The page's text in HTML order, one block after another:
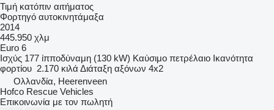
Τιμή κατόπιν αιτήματος
Φορτηγό αυτοκινητάμαξα
2014
445.950 χλμ
Euro 6
Ισχύς 177 ίπποδύναμη (130 kW) Καύσιμο πετρέλαιο Ικανότητα
φορτίου 2.170 κιλά Διάταξη αξόνων 4x2
Ολλανδία, Heerenveen
Hofco Rescue Vehicles
Επικοινωνία με τον πωλητή